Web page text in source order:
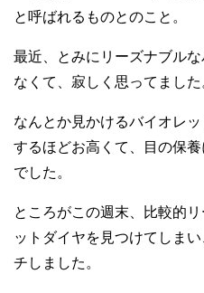
と呼ばれるものとのこと。
最近、とみにリーズナブル
なくて、寂しく思ってました
なんとか見かけるバイオレ
するほどお高くて、目の保
でした。
ところがこの週末、比較的
ットダイヤを見つけてしま
チしました。